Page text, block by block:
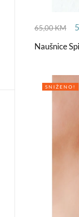
65,00KM
Naušnice
SNIŽENO!